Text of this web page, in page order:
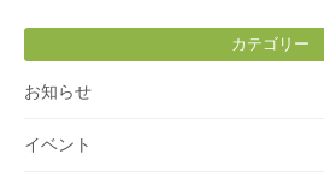
カテゴリー
お知らせ
イベント